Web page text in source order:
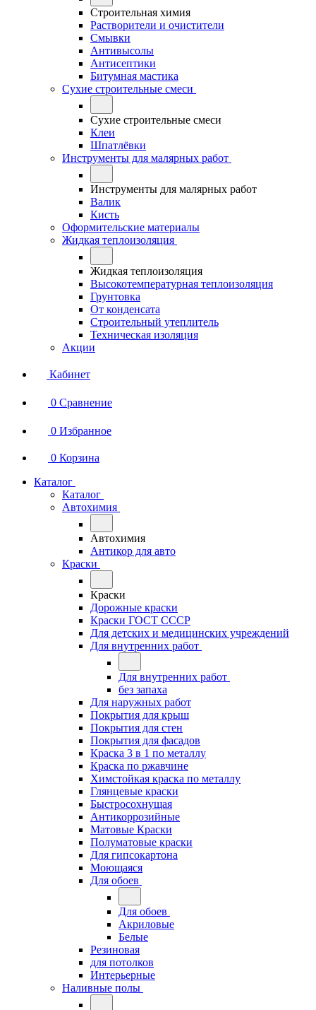
Строительная химия
Растворители и очистители
Смывки
Антивысолы
Антисептики
Битумная мастика
Сухие строительные смеси
Сухие строительные смеси
Клеи
Шпатлёвки
Инструменты для малярных работ
Инструменты для малярных работ
Валик
Кисть
Оформительские материалы
Жидкая теплоизоляция
Жидкая теплоизоляция
Высокотемпературная теплоизоляция
Грунтовка
От конденсата
Строительный утеплитель
Техническая изоляция
Акции
Кабинет
0 Сравнение
0 Избранное
0 Корзина
Каталог
Каталог
Автохимия
Автохимия
Антикор для авто
Краски
Краски
Дорожные краски
Краски ГОСТ СССР
Для детских и медицинских учреждений
Для внутренних работ
Для внутренних работ
без запаха
Для наружных работ
Покрытия для крыш
Покрытия для стен
Покрытия для фасадов
Краска 3 в 1 по металлу
Краска по ржавчине
Химстойкая краска по металлу
Глянцевые краски
Быстросохнущая
Антикоррозийные
Матовые Краски
Полуматовые краски
Для гипсокартона
Моющаяся
Для обоев
Для обоев
Акриловые
Белые
Резиновая
для потолков
Интерьерные
Наливные полы